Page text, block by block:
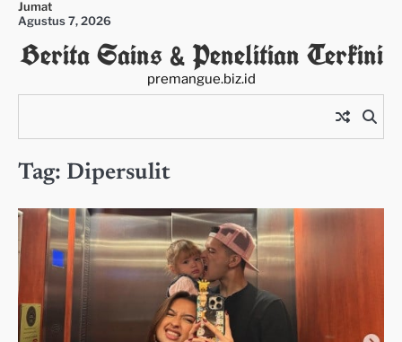
Skip
content
Jumat
Agustus 7, 2026
Berita Sains & Penelitian Terkini
premangue.biz.id
Tag: Dipersulit